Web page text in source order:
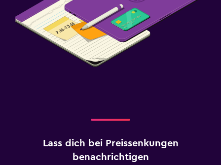
Lass dich bei Preissenkungen
benachrichtigen